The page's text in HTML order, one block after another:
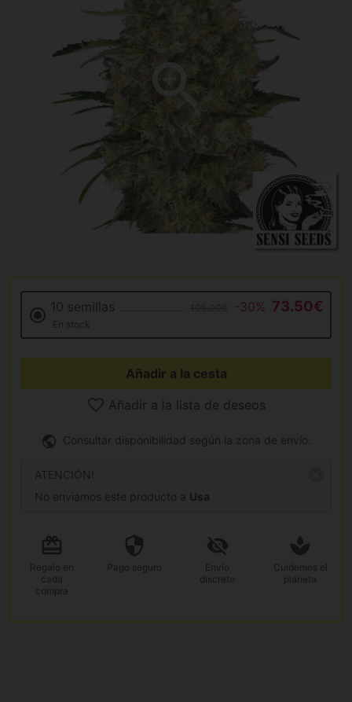
10 semillas -30% 73.50€
En stock
Añadir a la cesta
Añadir a la lista de deseos
Consultar disponibilidad según la zona de envío.
ATENCIÓN!
No enviamos este producto a Usa
Regalo en
cada
compra
Pago seguro
Envío
discreto
Cuidemos el
planeta